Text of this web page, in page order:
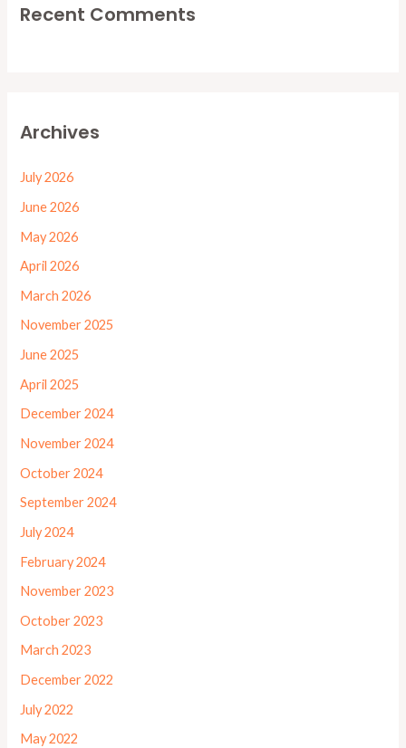
Recent Comments
Archives
July 2026
June 2026
May 2026
April 2026
March 2026
November 2025
June 2025
April 2025
December 2024
November 2024
October 2024
September 2024
July 2024
February 2024
November 2023
October 2023
March 2023
December 2022
July 2022
May 2022